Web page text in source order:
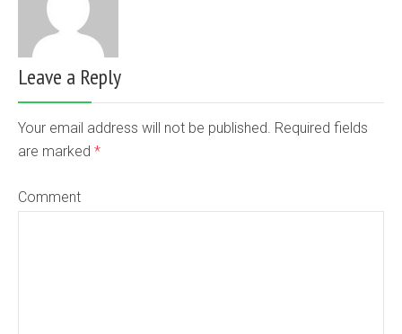
Leave a Reply
Your email address will not be published. Required fields
are marked *
Comment